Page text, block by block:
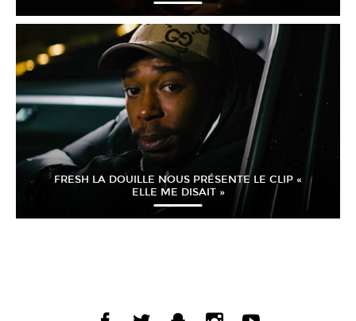
FRESH LA DOUILLE NOUS PRÉSENTE LE CLIP «
ELLE ME DISAIT »